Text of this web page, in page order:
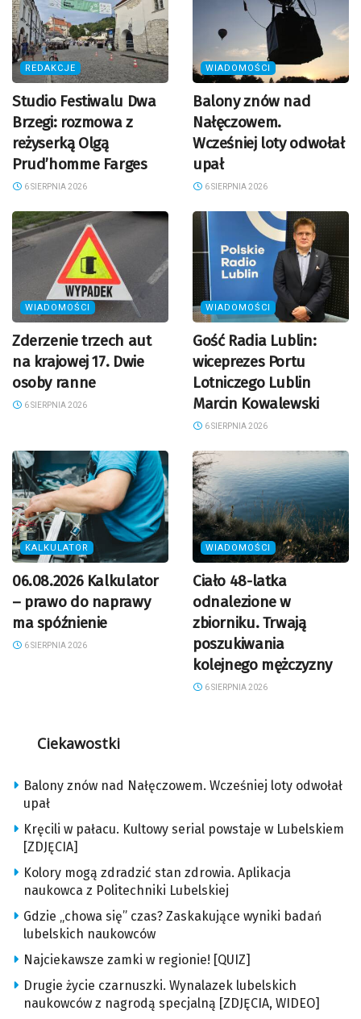
REDAKCJE
Studio Festiwalu Dwa
Brzegi: rozmowa z
reżyserką Olgą
Prud’homme Farges
6 SIERPNIA 2026
WIADOMOŚCI
Balony znów nad
Nałęczowem.
Wcześniej loty odwołał
upał
6 SIERPNIA 2026
WIADOMOŚCI
Zderzenie trzech aut
na krajowej 17. Dwie
osoby ranne
6 SIERPNIA 2026
WIADOMOŚCI
Gość Radia Lublin:
wiceprezes Portu
Lotniczego Lublin
Marcin Kowalewski
6 SIERPNIA 2026
KALKULATOR
06.08.2026 Kalkulator
– prawo do naprawy
ma spóźnienie
6 SIERPNIA 2026
WIADOMOŚCI
Ciało 48-latka
odnalezione w
zbiorniku. Trwają
poszukiwania
kolejnego mężczyzny
6 SIERPNIA 2026
Ciekawostki
Balony znów nad Nałęczowem. Wcześniej loty odwołał
upał
Kręcili w pałacu. Kultowy serial powstaje w Lubelskiem
[ZDJĘCIA]
Kolory mogą zdradzić stan zdrowia. Aplikacja
naukowca z Politechniki Lubelskiej
Gdzie „chowa się” czas? Zaskakujące wyniki badań
lubelskich naukowców
Najciekawsze zamki w regionie! [QUIZ]
Drugie życie czarnuszki. Wynalazek lubelskich
naukowców z nagrodą specjalną [ZDJĘCIA, WIDEO]